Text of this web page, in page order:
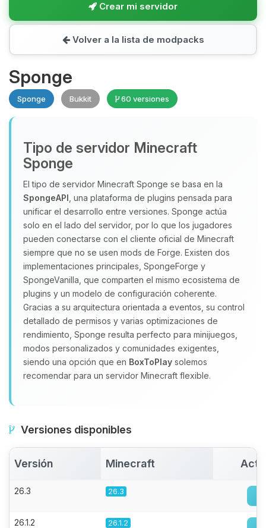
Crear mi servidor
Volver a la lista de modpacks
Sponge
Sponge Bukkit 60 versiones
Tipo de servidor Minecraft
Sponge
El tipo de servidor Minecraft Sponge se basa en la
SpongeAPI , una plataforma de plugins pensada para
unificar el desarrollo entre versiones. Sponge actúa
solo en el lado del servidor, por lo que los jugadores
pueden conectarse con el cliente oficial de Minecraft
siempre que no se usen mods de Forge. Existen dos
implementaciones principales, SpongeForge y
SpongeVanilla, que comparten el mismo ecosistema de
plugins y un modelo de configuración coherente.
Gracias a su arquitectura orientada a eventos, su control
detallado de permisos y varias optimizaciones de
rendimiento, Sponge resulta perfecto para minijuegos,
modos personalizados y comunidades exigentes,
siendo una opción que en BoxToPlay solemos
recomendar para un servidor Minecraft flexible.
Versiones disponibles
Versión Minecraft
26.3 26.3
26.1.2 26.1.2
Yupi, por fin alguien con quien
hablar! Soy Choupy, tu pequeno
asistente de BoxToPlay. Cuentame
que necesitas y moveré mis
pequenos circuitos para ayudarte.
06/08/2026 03:36